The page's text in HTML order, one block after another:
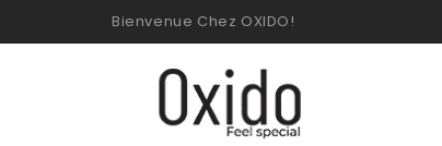
Bienvenue Chez OXIDO!